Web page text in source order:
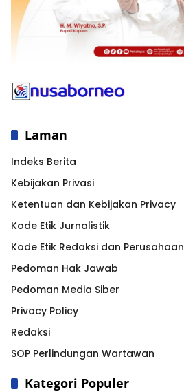
Laman
Indeks Berita
Kebijakan Privasi
Ketentuan dan Kebijakan Privacy
Kode Etik Jurnalistik
Kode Etik Redaksi dan Perusahaan
Pedoman Hak Jawab
Pedoman Media Siber
Privacy Policy
Redaksi
SOP Perlindungan Wartawan
Kategori Populer